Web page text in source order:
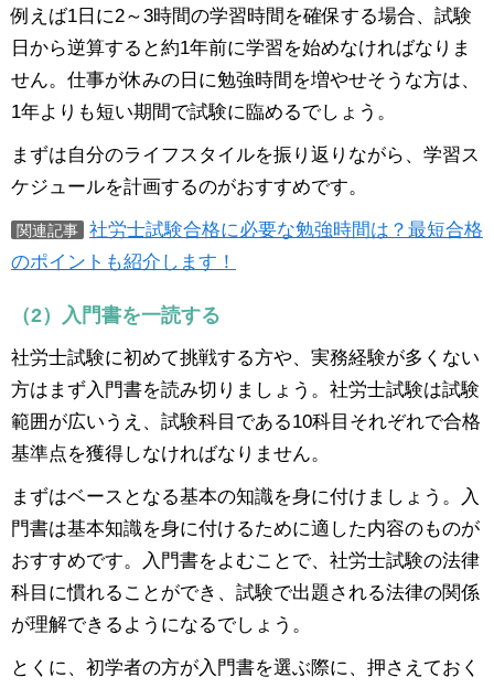
例えば1日に2～3時間の学習時間を確保する場合、試験
日から逆算すると約1年前に学習を始めなければなりま
せん。仕事が休みの日に勉強時間を増やせそうな方は、
1年よりも短い期間で試験に臨めるでしょう。
まずは自分のライフスタイルを振り返りながら、学習ス
ケジュールを計画するのがおすすめです。
関連記事
社労士試験合格に必要な勉強時間は？最短合格
のポイントも紹介します！
（2）入門書を一読する
社労士試験に初めて挑戦する方や、実務経験が多くない
方はまず入門書を読み切りましょう。社労士試験は試験
範囲が広いうえ、試験科目である10科目それぞれで合格
基準点を獲得しなければなりません。
まずはベースとなる基本の知識を身に付けましょう。入
門書は基本知識を身に付けるために適した内容のものが
おすすめです。入門書をよむことで、社労士試験の法律
科目に慣れることができ、試験で出題される法律の関係
が理解できるようになるでしょう。
とくに、初学者の方が入門書を選ぶ際に、押さえておく